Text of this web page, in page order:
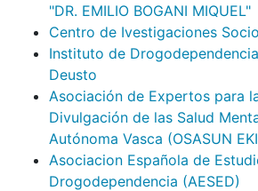
"DR. EMILIO BOGANI MIQUEL"
Centro de Ivestigaciones
Instituto de
Deusto
Asociación de Expertos para
Divulgación de las Salud
Autónoma Vasca (OSASUN
Asociacion Española de
Drogodependencia (AESED)